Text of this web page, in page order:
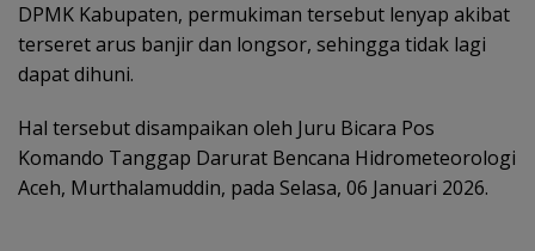
DPMK Kabupaten, permukiman tersebut lenyap akibat
terseret arus banjir dan longsor, sehingga tidak lagi
dapat dihuni.
Hal tersebut disampaikan oleh Juru Bicara Pos
Komando Tanggap Darurat Bencana Hidrometeorologi
Aceh, Murthalamuddin, pada Selasa, 06 Januari 2026.